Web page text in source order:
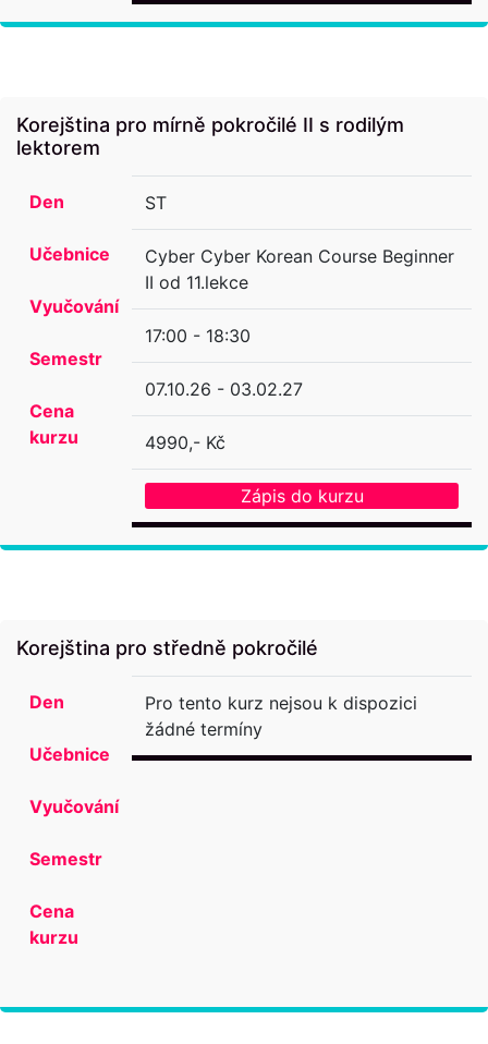
Korejština pro mírně pokročilé II s rodilým
lektorem
Den
Učebnice
Vyučování
Semestr
Cena
kurzu
ST
Cyber Cyber Korean Course Beginner
II od 11.lekce
17:00 - 18:30
07.10.26 - 03.02.27
4990,- Kč
Zápis do kurzu
Korejština pro středně pokročilé
Den
Učebnice
Vyučování
Semestr
Cena
kurzu
Pro tento kurz nejsou k dispozici
žádné termíny